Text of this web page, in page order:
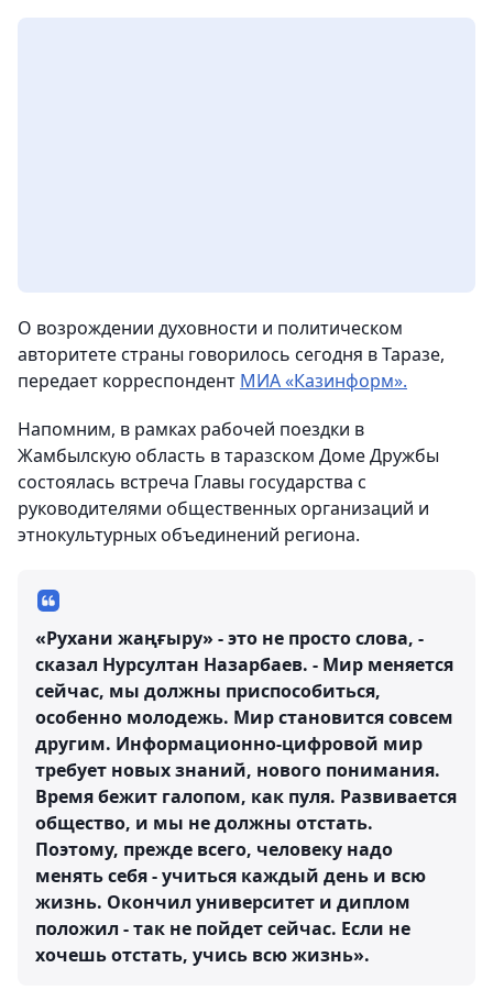
О возрождении духовности и политическом
авторитете страны говорилось сегодня в Таразе,
передает корреспондент МИА «Казинформ».
Напомним, в рамках рабочей поездки в
Жамбылскую область в таразском Доме Дружбы
состоялась встреча Главы государства с
руководителями общественных организаций и
этнокультурных объединений региона.
«Рухани жаңғыру» - это не просто слова, -
сказал Нурсултан Назарбаев. - Мир меняется
сейчас, мы должны приспособиться,
особенно молодежь. Мир становится совсем
другим. Информационно-цифровой мир
требует новых знаний, нового понимания.
Время бежит галопом, как пуля. Развивается
общество, и мы не должны отстать.
Поэтому, прежде всего, человеку надо
менять себя - учиться каждый день и всю
жизнь. Окончил университет и диплом
положил - так не пойдет сейчас. Если не
хочешь отстать, учись всю жизнь».